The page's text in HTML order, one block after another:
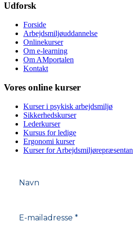
Udforsk
Forside
Arbejdsmiljøuddannelse
Onlinekurser
Om e-learning
Om AMportalen
Kontakt
Vores online kurser
Kurser i psykisk arbejdsmiljø
Sikkerhedskurser
Lederkurser
Kursus for ledige
Ergonomi kurser
Kurser for